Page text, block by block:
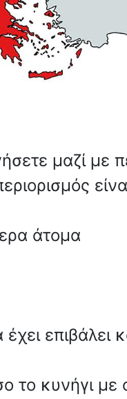
μαζί με
άτομα
επιβάλει
το κυνήγι με